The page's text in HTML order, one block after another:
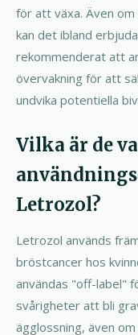
för att växa. Även
kan det ibland
rekommenderat att
övervakning för att
undvika potentiella
Vilka är de
Letrozol?
Letrozol används
bröstcancer hos
användas "off-label"
svårigheter att bli
ägglossning, även